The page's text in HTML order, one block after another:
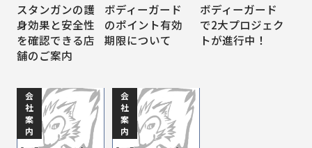
スタンガンの護
身効果と安全性
を確認できる店
舗のご案内
ボディーガード
のポイント有効
期限について
ボディーガード
で2大プロジェク
トが進行中！
会
社
案
内
会
社
案
内